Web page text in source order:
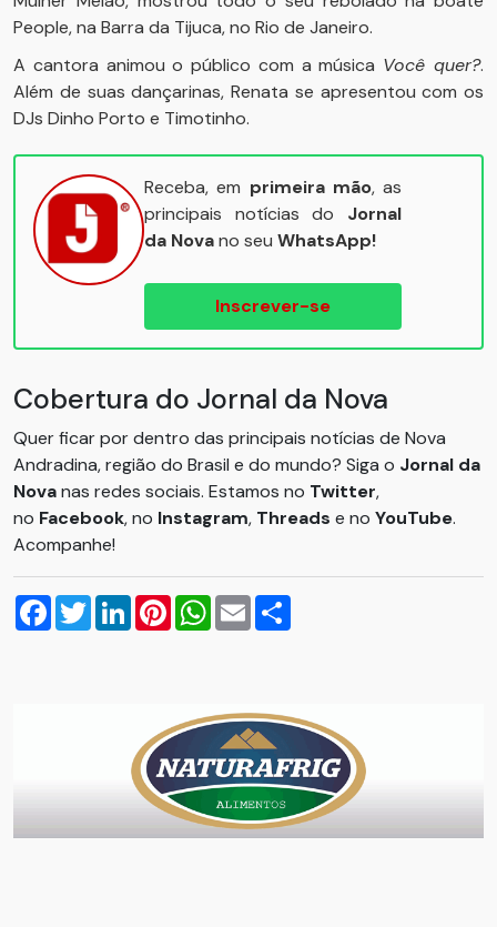
People, na Barra da Tijuca, no Rio de Janeiro.
A cantora animou o público com a música Você quer?.
Além de suas dançarinas, Renata se apresentou com os
DJs Dinho Porto e Timotinho.
Receba, em primeira mão, as
principais notícias do Jornal
da Novano seu WhatsApp!
Inscrever-se
Cobertura do Jornal da Nova
Quer ficar por dentro das principais notícias de Nova
Andradina, região do Brasil e do mundo? Siga o Jornal da
Novanas redes sociais. Estamos no Twitter,
no Facebook, no Instagram, Threads e no YouTube.
Acompanhe!
Facebook
TwitterLinkedInPinterestWhatsApp
Email